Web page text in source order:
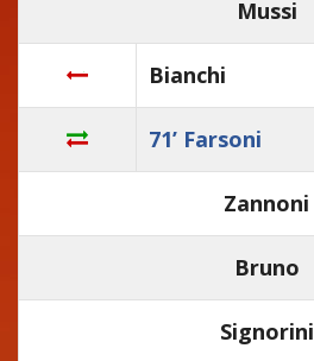
Mussi
Bianchi
71’ Farsoni
Zannoni
Bruno
Signorini